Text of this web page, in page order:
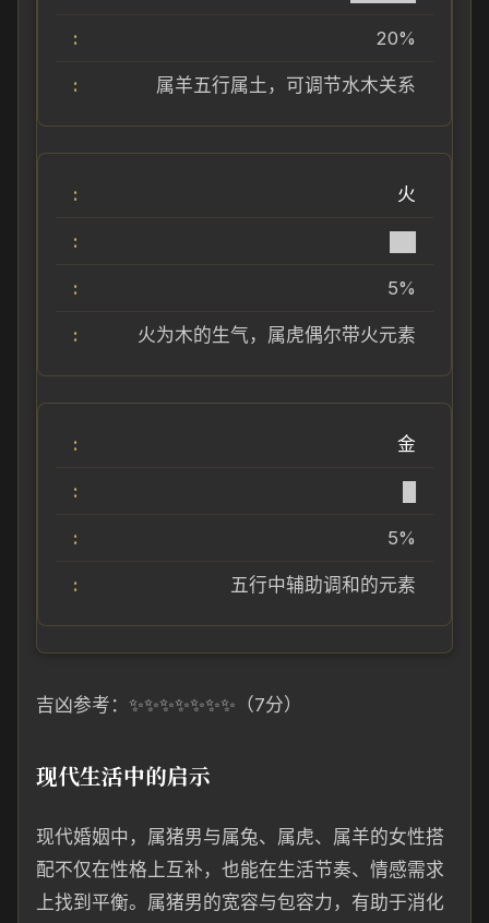
20%
属羊五行属土，可调节水木关系
火
5%
火为木的生气，属虎偶尔带火元素
金
5%
五行中辅助调和的元素
吉凶参考：✨✨✨✨✨✨✨（7分）
现代生活中的启示
现代婚姻中，属猪男与属兔、属虎、属羊的女性搭
配不仅在性格上互补，也能在生活节奏、情感需求
上找到平衡。属猪男的宽容与包容力，有助于消化